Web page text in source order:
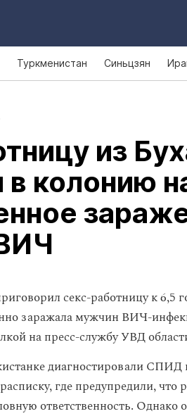
Туркменистан Синьцзян
из
в колонию
секс-работницу к 6,5
заражала мужчин ВИЧ-
на пресс-службу УВД
диагностировали СПИД
где предупредили, что
ответственность.